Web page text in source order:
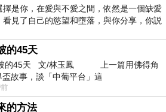
是你，在愛與不愛之間，依然是一個缺愛
見了自己的慾望和墮落，與你分享，你説
的45天
的45天 文/林玉鳳 上一篇用佛得角
盃故事，談「中葡平台」這
的方法